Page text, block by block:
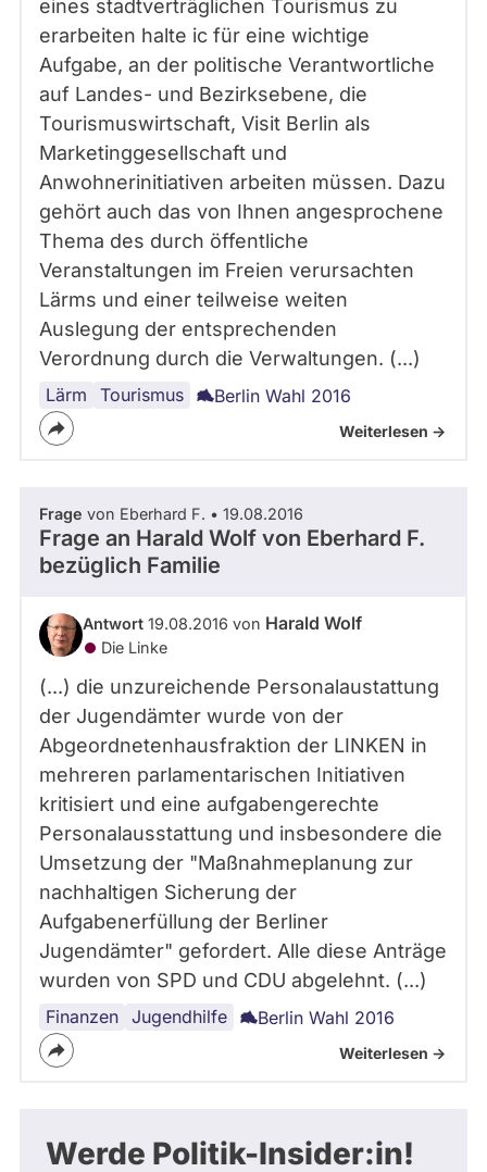
eines stadtverträglichen Tourismus zu
erarbeiten halte ic für eine wichtige
Aufgabe, an der politische Verantwortliche
auf Landes- und Bezirksebene, die
Tourismuswirtschaft, Visit Berlin als
Marketinggesellschaft und
Anwohnerinitiativen arbeiten müssen. Dazu
gehört auch das von Ihnen angesprochene
Thema des durch öffentliche
Veranstaltungen im Freien verursachten
Lärms und einer teilweise weiten
Auslegung der entsprechenden
Verordnung durch die Verwaltungen. (...)
Lärm Tourismus
Stadtentwicklung
Umwelt
Berlin Berlin Wahl 2016
Weiterlesen ->
Frage von Eberhard F. • 19.08.2016
Frage an Harald Wolf von Eberhard F.
bezüglich Familie
Antwort 19.08.2016 von Harald Wolf
Die Linke
(...) die unzureichende Personalaustattung
der Jugendämter wurde von der
Abgeordnetenhausfraktion der LINKEN in
mehreren parlamentarischen Initiativen
kritisiert und eine aufgabengerechte
Personalausstattung und insbesondere die
Umsetzung der "Maßnahmeplanung zur
nachhaltigen Sicherung der
Aufgabenerfüllung der Berliner
Jugendämter" gefordert. Alle diese Anträge
wurden von SPD und CDU abgelehnt. (...)
Finanzen Jugendhilfe
Jugend
Sozialpolitik Berlin Wahl 2016
Weiterlesen ->
Werde Politik-Insider:in!